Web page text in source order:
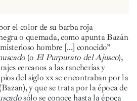
el color de su barba roja
o quemada, como apunta Bazán
hombre [...] conocido”
(o El Purpurato del Ajusco),
cercanos a las rancherías y
del siglo xx se encontraban por la
y que se trata por la época de
sólo se conoce hasta la época